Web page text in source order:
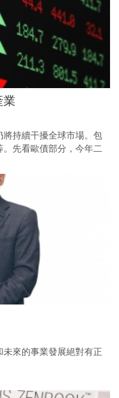
業
持續干擾全球市場。包
先看歐債部分，今年二
來的事業發展絕對有正